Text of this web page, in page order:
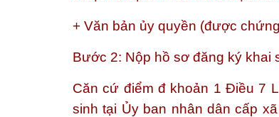
+ Văn bản ủy quyền (được
Bước 2: Nộp hồ sơ đăng ký khai
Căn cứ điểm đ khoản 1 Điều 7
sinh tại Ủy ban nhân dân cấp